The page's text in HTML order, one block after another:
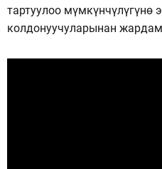
тартуулоо мүмкүнчүлүгүнө
колдонуучуларынан жардам